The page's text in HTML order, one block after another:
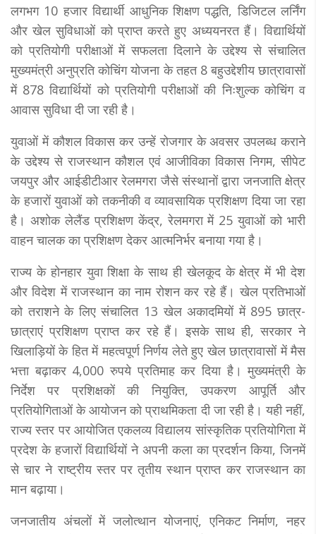
लगभग 10 हजार विद्यार्थी आधुनिक शिक्षण पद्धति, डिजिटल लर्निंग
और खेल सुविधाओं को प्राप्त करते हुए अध्ययनरत हैं। विद्यार्थियों
को प्रतियोगी परीक्षाओं में सफलता दिलाने के उद्देश्य से संचालित
मुख्यमंत्री अनुप्रति कोचिंग योजना के तहत 8 बहुउद्देशीय छात्रावासों
में 878 विद्यार्थियों को प्रतियोगी परीक्षाओं की निःशुल्क कोचिंग व
आवास सुविधा दी जा रही है।
युवाओं में कौशल विकास कर उन्हें रोजगार के अवसर उपलब्ध कराने
के उद्देश्य से राजस्थान कौशल एवं आजीविका विकास निगम, सीपेट
जयपुर और आईडीटीआर रेलमगरा जैसे संस्थानों द्वारा जनजाति क्षेत्र
के हजारों युवाओं को तकनीकी व व्यावसायिक प्रशिक्षण दिया जा रहा
है। अशोक लेलैंड प्रशिक्षण केंद्र, रेलमगरा में 25 युवाओं को भारी
वाहन चालक का प्रशिक्षण देकर आत्मनिर्भर बनाया गया है।
राज्य के होनहार युवा शिक्षा के साथ ही खेलकूद के क्षेत्र में भी देश
और विदेश में राजस्थान का नाम रोशन कर रहे हैं। खेल प्रतिभाओं
को तराशने के लिए संचालित 13 खेल अकादमियों में 895 छात्र-
छात्राएं प्रशिक्षण प्राप्त कर रहे हैं। इसके साथ ही, सरकार ने
खिलाड़ियों के हित में महत्वपूर्ण निर्णय लेते हुए खेल छात्रावासों में मैस
भत्ता बढ़ाकर 4,000 रुपये प्रतिमाह कर दिया है। मुख्यमंत्री के
निर्देश पर प्रशिक्षकों की नियुक्ति, उपकरण आपूर्ति और
प्रतियोगिताओं के आयोजन को प्राथमिकता दी जा रही है। यही नहीं,
राज्य स्तर पर आयोजित एकलव्य विद्यालय सांस्कृतिक प्रतियोगिता में
प्रदेश के हजारों विद्यार्थियों ने अपनी कला का प्रदर्शन किया, जिनमें
से चार ने राष्ट्रीय स्तर पर तृतीय स्थान प्राप्त कर राजस्थान का
मान बढ़ाया।
जनजातीय अंचलों में जलोत्थान योजनाएं, एनिकट निर्माण, नहर